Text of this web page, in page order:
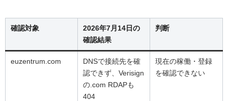
確認対象
2026年7月14日の
確認結果
判断
euzentrum.com
DNSで接続先を確
認できず、Verisign
の.com RDAPも
404
現在の稼働・登録
を確認できない